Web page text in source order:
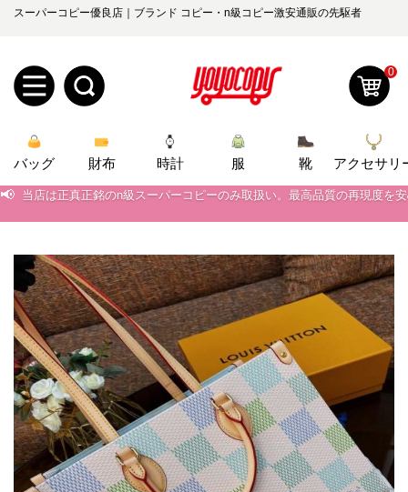
スーパーコピー優良店｜ブランド コピー・n級コピー激安通販の先駆者
規
ユ
ザ
ー
登
録
ロ
グ
ン
オ
ー
ダ
ー
管
お
知
ら
せ
yoyocopys@gmail.com
2026人気特集
バッグ
財布
時計
服
ズボン
衣装セット
靴
住まい用品
アクセサリー
ベルト
スカーフ
アイフォーンケ
ース
小物
0
バッグ 財布 時計 服 靴 アクセサリ
📢 当店は正真正銘のn級スーパーコピーのみ取扱い。最高品質の再現度を
📢 2026春の新作続々更新中！期間中のご注文でお得な割引をご利用いただ
当店は正真正銘のn級スーパーコピーのみ取扱い。最高品質の再現度を
📢 2026春の新作続々更新中！期間中のご注文でお得な割引をご利用いただ
📢 新作入荷！ルイ・ヴィトンスーパーコピー バッグ最新モデルが登場。